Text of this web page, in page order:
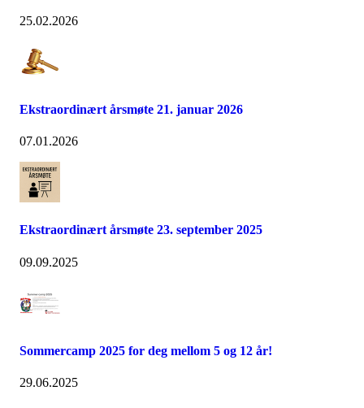
25.02.2026
Ekstraordinært årsmøte 21. januar 2026
07.01.2026
Ekstraordinært årsmøte 23. september 2025
09.09.2025
Sommercamp 2025 for deg mellom 5 og 12 år!
29.06.2025